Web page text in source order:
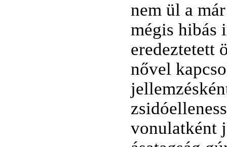
nem ül a
mégis hibás
eredeztetett
nővel
vonulatként